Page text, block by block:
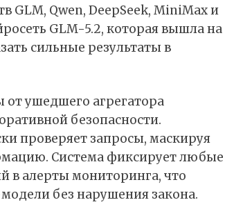
GLM, Qwen, DeepSeek, MiniMax и
GLM-5.2, которая вышла на
сильные результаты в
ушедшего агрегатора
безопасности.
проверяет запросы, маскируя
Система фиксирует любые
в алерты мониторинга, что
без нарушения закона.